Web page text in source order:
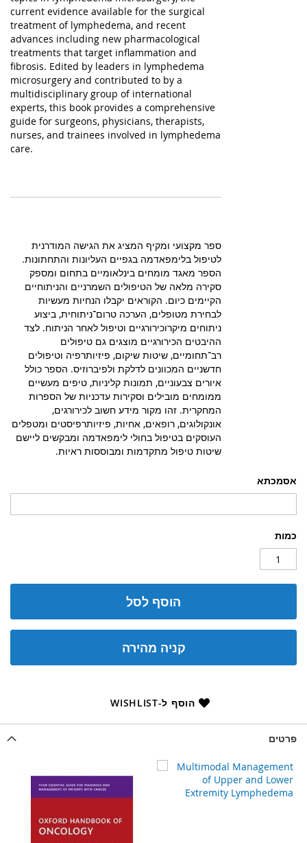
אסמכתא
כמות
הוסף לסל
קניה מהירה
הוסף ל-WISHLIST
current evidence available for the surgical
treatment of lymphedema, and recent
advances including new pharmacological
treatments that target inflammation and
fibrosis. Edited by leaders in lymphedema
microsurgery and contributed to by a
multidisciplinary group of international
experts, this book provides a comprehensive
guide for surgeons, physicians, therapists,
nurses, and trainees involved in lymphedema
care.
ספר מקצועי ומקיף המציג את הגישה המודרנית
לטיפול בלימפאדמה בגפיים העליונות והתחתונות.
הספר מאגד מומחים בינלאומיים בתחום ומספק
סקירה מלאה של הטיפולים השמרניים והניתוחיים
הקיימים כיום. הקוראים יקבלו הנחיות מעשיות
לבחירת מטופלים, הערכה טרום־ניתוחית, ביצוע
ניתוחים מיקרוכירורגיים וטיפול לאחר הניתוח. לצד
ההיבטים הכירורגיים מוצגים גם טיפולים
רב־תחומיים, שיטות שיקום, פיזיותרפיה וטיפולים
חדשניים המכוונים לדלקת ולפיברוזיס. הספר כולל
איורים צבעוניים, תמונות קליניות, טיפים מעשיים
ממומחים מובילים וסקירות עדכניות של הספרות
המחקרית. זהו מקור מידע חשוב לכירורגים,
אונקולוגים, רופאים, אחיות, פיזיותרפיסטים ומטפלים
העוסקים בטיפול בחולי לימפאדמה ומבקשים ליישם
שיטות טיפול מתקדמות ומבוססות ראיות.
פרטים